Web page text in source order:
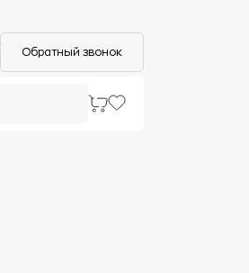
Обратный звонок